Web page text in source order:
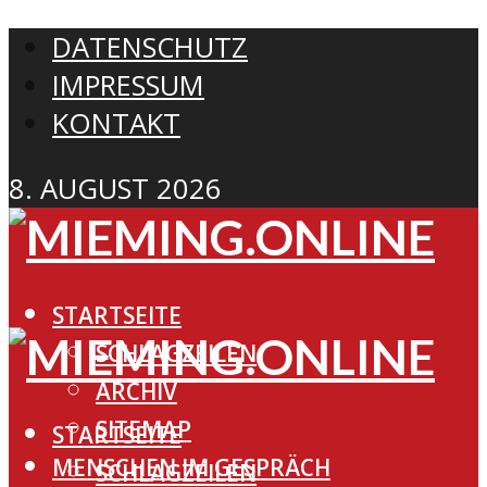
DATENSCHUTZ
IMPRESSUM
KONTAKT
8. AUGUST 2026
STARTSEITE
SCHLAGZEILEN
ARCHIV
SITEMAP
MENSCHEN IM GESPRÄCH
STARTSEITE
SCHLAGZEILEN